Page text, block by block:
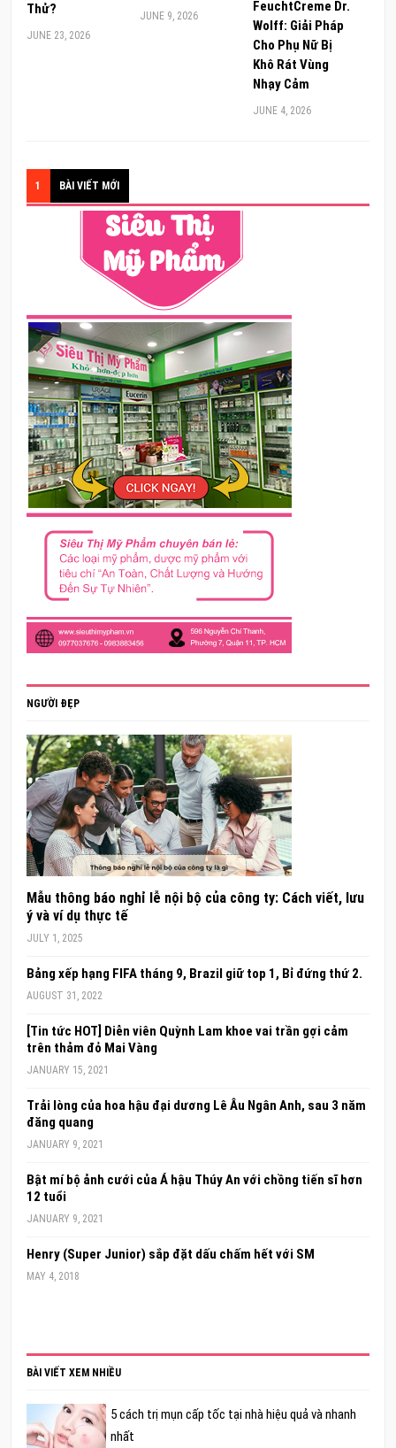
Thử?
JUNE 23, 2026
JUNE 9, 2026
FeuchtCreme Dr.
Wolff: Giải Pháp
Cho Phụ Nữ Bị
Khô Rát Vùng
Nhạy Cảm
JUNE 4, 2026
1 BÀI VIẾT MỚI
NGƯỜI ĐẸP
Mẫu thông báo nghỉ lễ nội bộ của công ty: Cách viết, lưu
ý và ví dụ thực tế
JULY 1, 2025
Bảng xếp hạng FIFA tháng 9, Brazil giữ top 1, Bỉ đứng thứ 2.
AUGUST 31, 2022
[Tin tức HOT] Diễn viên Quỳnh Lam khoe vai trần gợi cảm
trên thảm đỏ Mai Vàng
JANUARY 15, 2021
Trải lòng của hoa hậu đại dương Lê Âu Ngân Anh, sau 3 năm
đăng quang
JANUARY 9, 2021
Bật mí bộ ảnh cưới của Á hậu Thúy An với chồng tiến sĩ hơn
12 tuổi
JANUARY 9, 2021
Henry (Super Junior) sắp đặt dấu chấm hết với SM
MAY 4, 2018
BÀI VIẾT XEM NHIỀU
5 cách trị mụn cấp tốc tại nhà hiệu quả và nhanh
nhất